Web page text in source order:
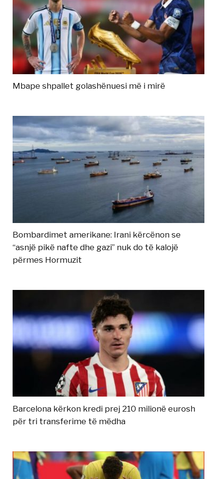
Mbape shpallet golashënuesi më i mirë
Bombardimet amerikane: Irani kërcënon se
“asnjë pikë nafte dhe gazi” nuk do të kalojë
përmes Hormuzit
Barcelona kërkon kredi prej 210 milionë eurosh
për tri transferime të mëdha